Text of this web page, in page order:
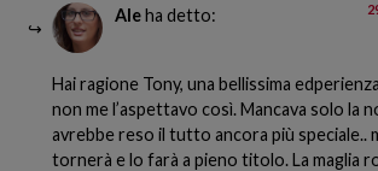
Ale ha detto:
Hai ragione Tony, una bellissima
non me l’aspettavo così. Mancava solo la
avrebbe reso il tutto ancora più speciale..
tornerà e lo farà a pieno titolo. La maglia